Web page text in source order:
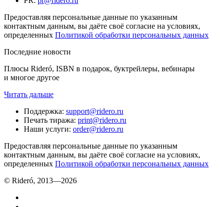
Предоставляя персональные данные по указанным
контактным данным, вы даёте своё согласие на условиях,
определенных Политикой обработки персональных данных
Последние новости
Плюсы Rideró, ISBN в подарок, буктрейлеры, вебинары
и многое другое
Читать дальше
Поддержка: support@ridero.ru
Печать тиража: print@ridero.ru
Наши услуги: order@ridero.ru
Предоставляя персональные данные по указанным
контактным данным, вы даёте своё согласие на условиях,
определенных Политикой обработки персональных данных
© Rideró, 2013—2026